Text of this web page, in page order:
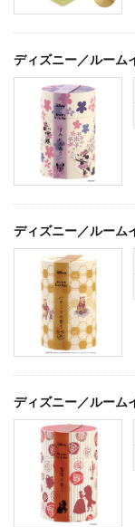
ディズニー／ルー
ディズニー／ルー
ディズニー／ルー